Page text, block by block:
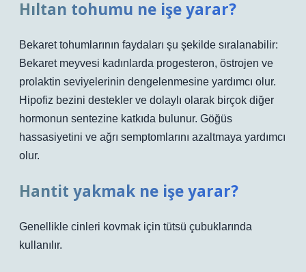
Hıltan tohumu ne işe yarar?
Bekaret tohumlarının faydaları şu şekilde sıralanabilir:
Bekaret meyvesi kadınlarda progesteron, östrojen ve
prolaktin seviyelerinin dengelenmesine yardımcı olur.
Hipofiz bezini destekler ve dolaylı olarak birçok diğer
hormonun sentezine katkıda bulunur. Göğüs
hassasiyetini ve ağrı semptomlarını azaltmaya yardımcı
olur.
Hantit yakmak ne işe yarar?
Genellikle cinleri kovmak için tütsü çubuklarında
kullanılır.